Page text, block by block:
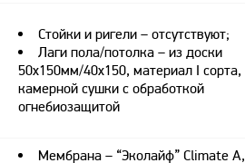
Стойки и ригели – отсутствуют;
Лаги пола/потолка – из доски
50х150мм/40х150, материал I сорта,
камерной сушки с обработкой
огнебиозащитой
Мембрана – “Эколайф” Climate A,